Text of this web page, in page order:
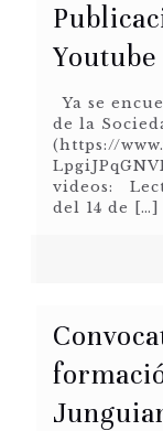
Youtube
Ya se
de la
(https://
videos:
del 14 de […]